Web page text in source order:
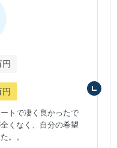
トで凄く良かったで
くなく、自分の希望
。。